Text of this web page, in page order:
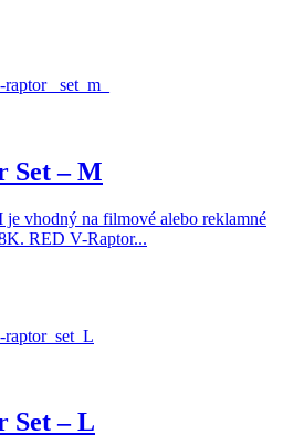
Set – M
vhodný na filmové alebo reklamné
RED V-Raptor...
Set – L